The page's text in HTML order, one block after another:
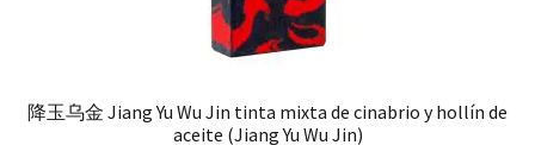
降玉乌金 Jiang Yu Wu Jin tinta mixta de cinabrio y hollín de
aceite (Jiang Yu Wu Jin)